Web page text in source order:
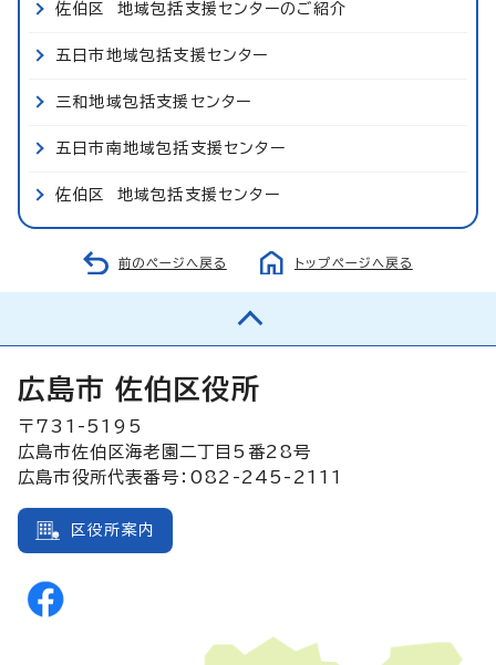
佐伯区 地域包括支援センターのご紹介
五日市地域包括支援センター
三和地域包括支援センター
五日市南地域包括支援センター
佐伯区 地域包括支援センター
前のページへ戻る トップページへ戻る
広島市 佐伯区役所
〒731-5195
広島市佐伯区海老園二丁目5番28号
広島市役所代表番号：082-245-2111
区役所案内